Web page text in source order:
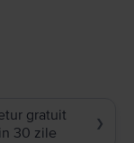
gratuit
in 30 zile
❯